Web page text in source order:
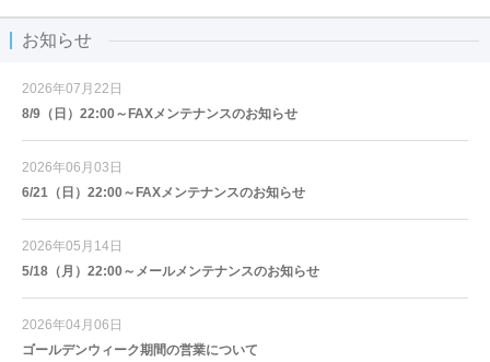
お知らせ
2026年07月22日
8/9（日）22:00～FAXメンテナンスのお知らせ
2026年06月03日
6/21（日）22:00～FAXメンテナンスのお知らせ
2026年05月14日
5/18（月）22:00～メールメンテナンスのお知らせ
2026年04月06日
ゴールデンウィーク期間の営業について